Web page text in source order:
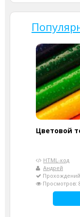
Цветовой
HTML-код
Андрей
Просмотров: